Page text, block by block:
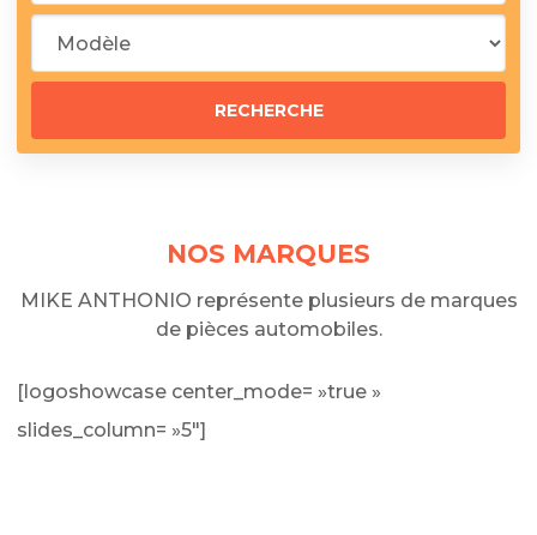
NOS MARQUES
MIKE ANTHONIO représente plusieurs de marques
de pièces automobiles.
[logoshowcase center_mode= »true »
slides_column= »5″]